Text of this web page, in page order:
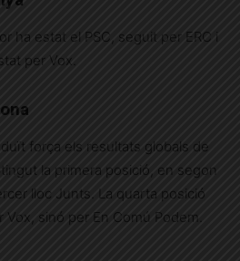
ha estat el PSC, seguit per ERC i
per Vox.
força els resultats globals de
la primera posició, en segon
lloc Junts. La quarta posició
sinó per En Comú Podem.